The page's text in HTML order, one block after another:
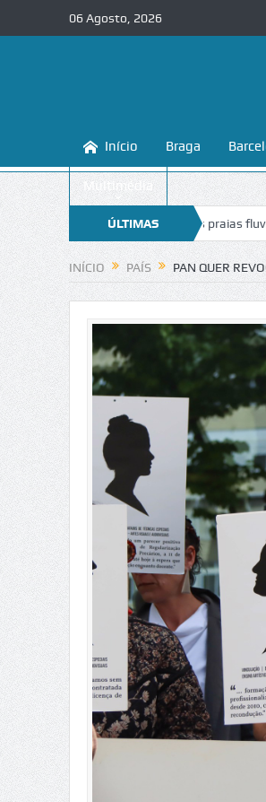
06 Agosto, 2026
Início Braga
Multimédia
ÚLTIMAS
NOTÍCIAS
conhecer e proteger as praias fluviais do
INÍCIO PAÍS PAN QUER